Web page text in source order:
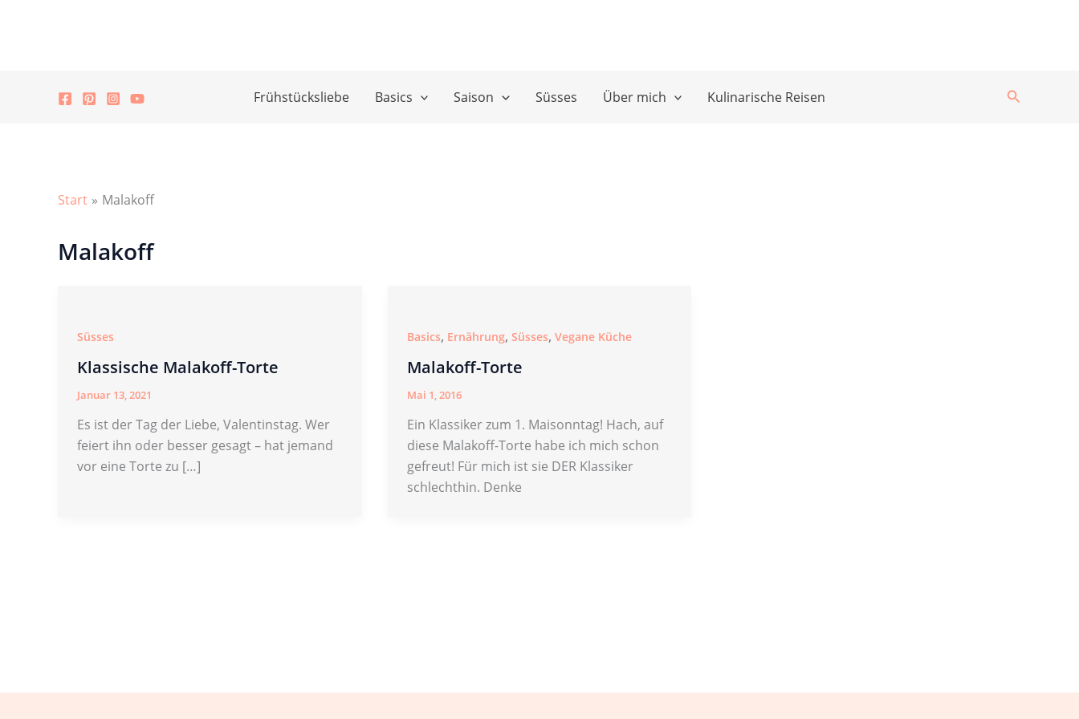
Frühstücksliebe Basics Saison Süsses Über mich Kulinarische Reisen Suchen
Start Malakoff
Malakoff
Süsses
Klassische Malakoff-Torte
Januar 13, 2021
Es ist der Tag der Liebe, Valentinstag. Wer
feiert ihn oder besser gesagt – hat jemand
vor eine Torte zu […]
Basics, Ernährung, Süsses, Vegane Küche
Malakoff-Torte
Mai 1, 2016
Ein Klassiker zum 1. Maisonntag! Hach, auf
diese Malakoff-Torte habe ich mich schon
gefreut! Für mich ist sie DER Klassiker
schlechthin. Denke